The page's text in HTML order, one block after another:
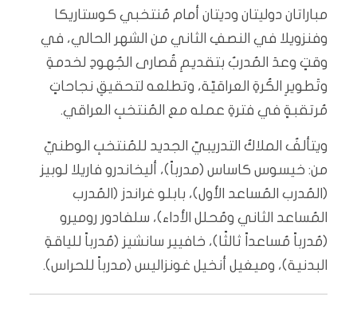
مباراتان دوليتان وديتان أمام مُنتخبي كوستاريكا
وفنزويلا في النصفِ الثاني من الشهر الحالي، في
وقتٍ وعدَ المُدربُ بتقديمِ قُصارى الجُهودِ لخدمةِ
وتَطويرِ الكُرةِ العراقيّة، وتطلعه لتحقيقِ نجاحاتٍ
مُرتقبةٍ في فترةِ عمله مع المُنتخبِ العراقي.
ويتألفُ الملاكُ التدريبيّ الجديد للمُنتخبِ الوطنيّ
من: خيسوس كاساس (مدرباً)، أليخاندرو فاريلا لوبيز
(المُدرب المُساعد الأول)، بابلو غراندز (المُدرب
المُساعد الثاني ومُحلل الأداء)، سلفادور روميرو
(مُدرباً مُساعداً ثالثًا)، خافيير سانشيز (مُدرباً للياقةِ
البدنية)، وميغيل أنخيل غونزاليس (مدرباً للحراس).